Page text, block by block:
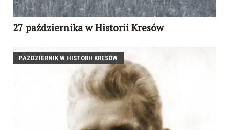
27 października w Historii Kresów
PAŹDZIERNIK W HISTORII KRESÓW